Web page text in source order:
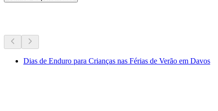
Dias de Enduro para Crianças nas Férias de Verão em Davos